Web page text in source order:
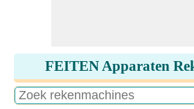
FEITEN Apparaten